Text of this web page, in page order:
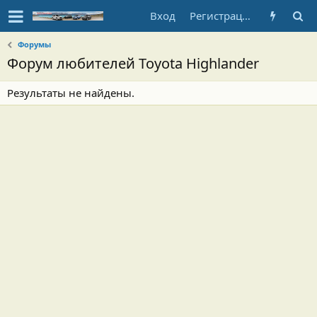
Вход Регистрация
Форумы
Форум любителей Toyota Highlander
Результаты не найдены.